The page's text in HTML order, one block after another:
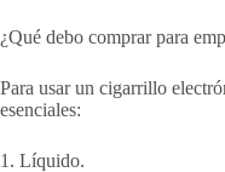
¿Qué debo comprar para
Para usar un cigarrillo
esenciales:
1. Líquido.